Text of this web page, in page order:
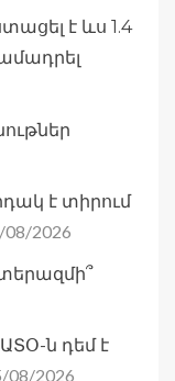
է ևս 1.4
է տիրում
08/2026
ն դեմ է
08/2026